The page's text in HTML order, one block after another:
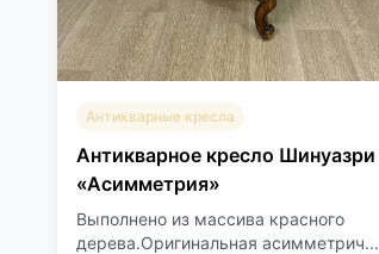
Антикварные кресла
Антикварное кресло Шинуазри
«Асимметрия»
Выполнено из массива красного
дерева.Оригинальная асимметрич...